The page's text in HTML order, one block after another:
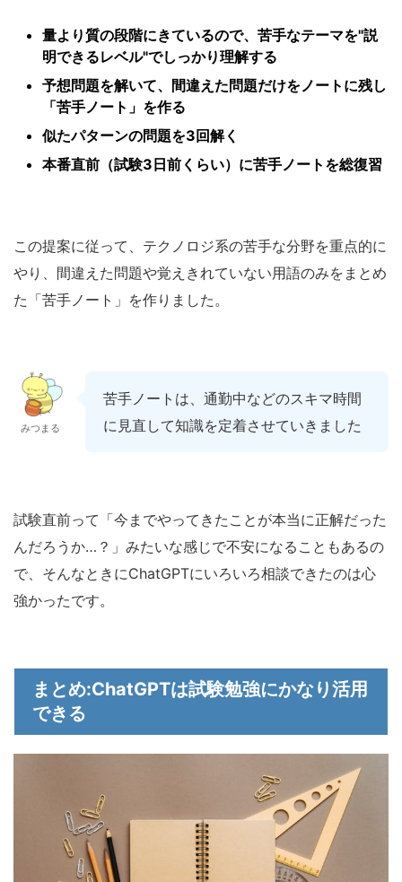
量より質の段階にきているので、苦手なテーマを"説
明できるレベル"でしっかり理解する
予想問題を解いて、間違えた問題だけをノートに残し
「苦手ノート」を作る
似たパターンの問題を3回解く
本番直前（試験3日前くらい）に苦手ノートを総復習
この提案に従って、テクノロジ系の苦手な分野を重点的に
やり、間違えた問題や覚えきれていない用語のみをまとめ
た「苦手ノート」を作りました。
みつまる
苦手ノートは、通勤中などのスキマ時間
に見直して知識を定着させていきました
試験直前って「今までやってきたことが本当に正解だった
んだろうか…？」みたいな感じで不安になることもあるの
で、そんなときにChatGPTにいろいろ相談できたのは心
強かったです。
まとめ:ChatGPTは試験勉強にかなり活用
できる